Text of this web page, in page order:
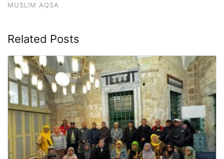
MUSLIM AQSA
Related Posts